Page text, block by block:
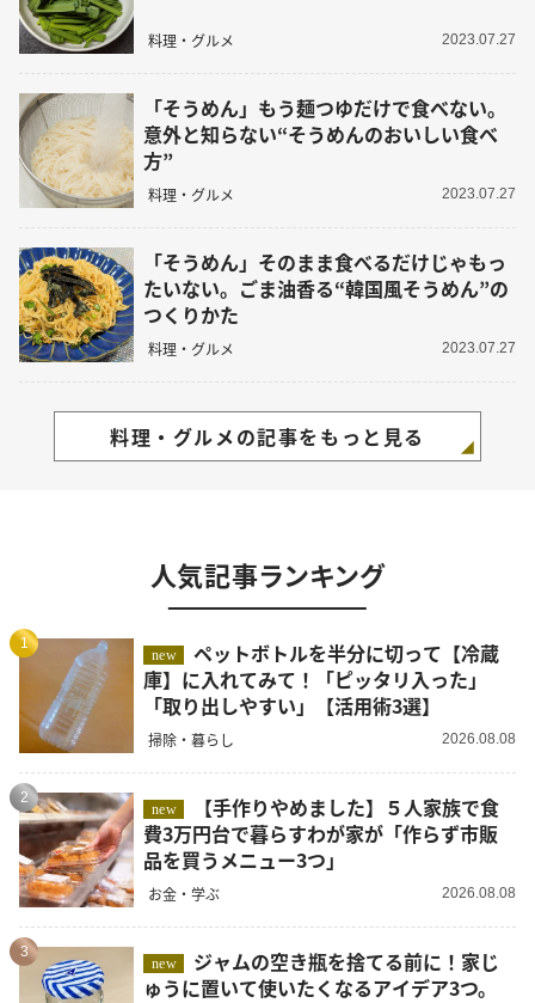
料理・グルメ 2023.07.27
「そうめん」もう麺つゆだけで食べない。
意外と知らない“そうめんのおいしい食べ
方”
料理・グルメ 2023.07.27
「そうめん」そのまま食べるだけじゃもっ
たいない。ごま油香る“韓国風そうめん”の
つくりかた
料理・グルメ 2023.07.27
料理・グルメの記事をもっと見る
人気記事ランキング
1
new
ペットボトルを半分に切って【冷蔵
庫】に入れてみて！「ピッタリ入った」
「取り出しやすい」【活用術3選】
掃除・暮らし 2026.08.08
2
new
費3万円台で暮らすわが家が「作らず市販
品を買うメニュー3つ」
お金・学ぶ 2026.08.08
3
new
ゅうに置いて使いたくなるアイデア3つ。